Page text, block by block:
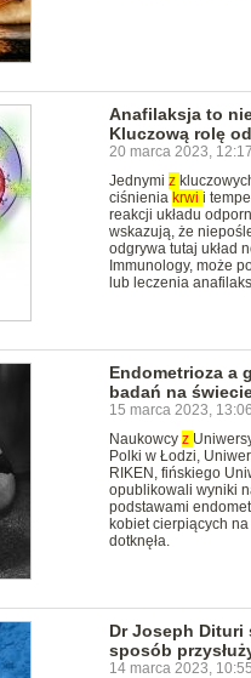
Anafilaksja to
Kluczową rolę
20 marca 2023, 12:17
Jednymi z
ciśnienia krwi i
reakcji układu
wskazują, że
odgrywa tutaj układ
Immunology, może
lub leczenia
Endometrioza a
badań na
15 marca 2023, 13:06
Naukowcy z
Polki w Łodzi,
RIKEN, fińskiego
opublikowali wyniki
podstawami
kobiet cierpiących
dotknęła.
Dr Joseph Dituri
sposób
14 marca 2023, 10:55